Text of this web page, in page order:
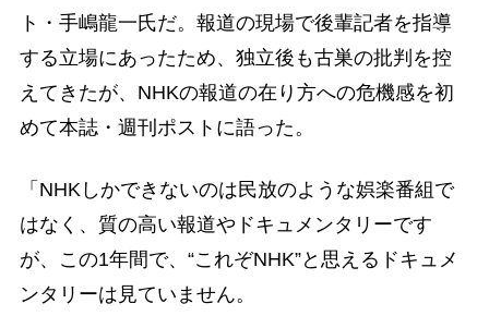
ト・手嶋龍一氏だ。報道の現場で後輩記者を指導
する立場にあったため、独立後も古巣の批判を控
えてきたが、NHKの報道の在り方への危機感を初
めて本誌・週刊ポストに語った。
「NHKしかできないのは民放のような娯楽番組で
はなく、質の高い報道やドキュメンタリーです
が、この1年間で、“これぞNHK”と思えるドキュメ
ンタリーは見ていません。